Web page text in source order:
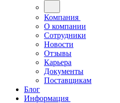
Компания
О компании
Сотрудники
Новости
Отзывы
Карьера
Документы
Поставщикам
Блог
Информация